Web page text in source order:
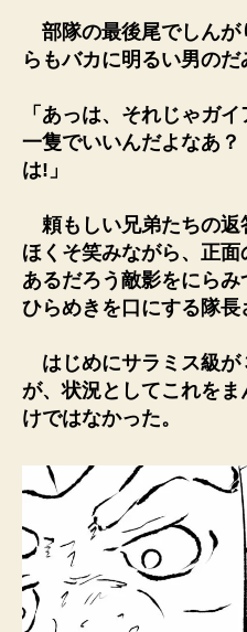
部隊の最後尾でしんが
らもバカに明るい男のだ
「あっは、それじゃガ
一隻でいいんだよなあ
は!」
頼もしい兄弟たちの返
ほくそ笑みながら、正
あるだろう敵影をにら
ひらめきを口にする隊長
はじめにサラミス級が
が、状況としてこれを
けではなかった。